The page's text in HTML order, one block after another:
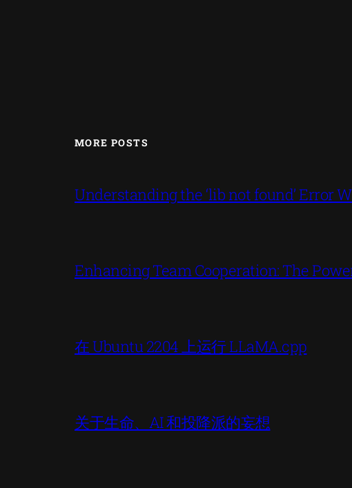
MORE POSTS
Understanding the ‘lib not found’ Error
Enhancing Team Cooperation: The
在 Ubuntu 2204 上运行 LLaMA.cpp
关于生命、AI 和投降派的妄想